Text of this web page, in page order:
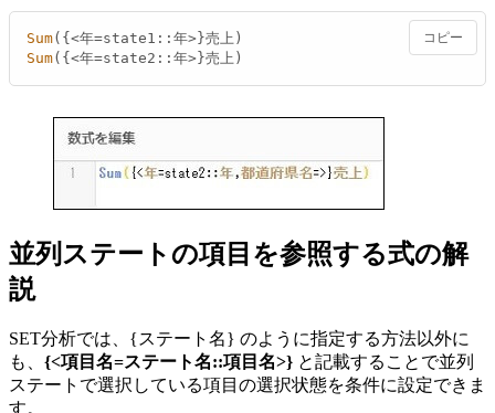
Sum
Sum({<年=state2::年>}売上)
コピー
並列ステートの項目を参照する式の解
説
SET分析では、{ステート名} のように指定する方法以外に
も、 {<項目名=ステート名::項目名>} と記載することで並列
ステートで選択している項目の選択状態を条件に設定できま
す。